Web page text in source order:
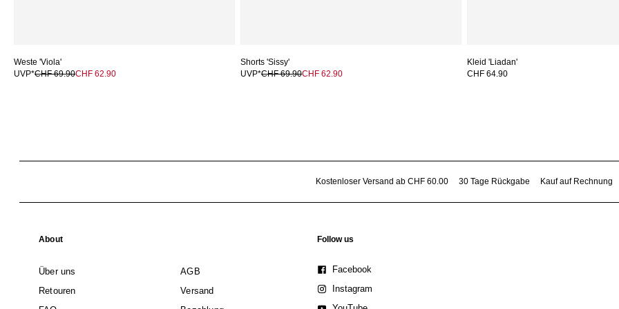
Weste 'Viola'
UVP*CHF 69.90CHF 62.90
Shorts 'Sissy'
UVP*CHF 69.90CHF 62.90
Kleid 'Liadan'
CHF 64.90
Kostenloser Versand ab CHF 60.00 30 Tage Rückgabe Kauf auf Rechnung
About
Über uns
AGB
Retouren
Versand
Follow us
Facebook
Instagram